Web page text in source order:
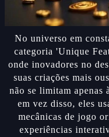
No universo em
categoria 'Unique
onde inovadores no
suas criações mais
não se limitam apenas
em vez disso, eles
mecânicas de jogo
experiências